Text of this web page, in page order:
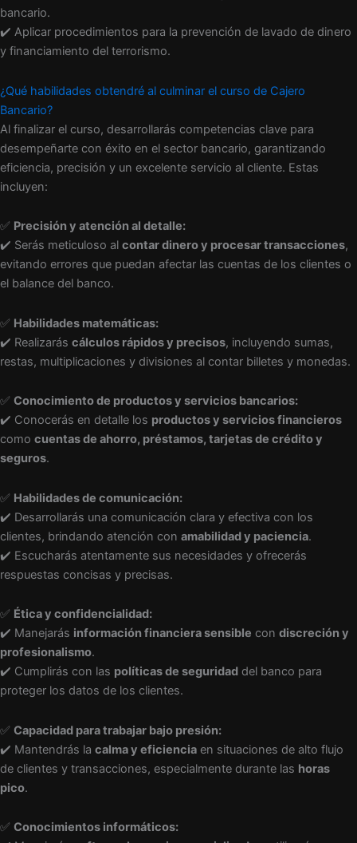
bancario.
✔️ Aplicar procedimientos para la prevención de lavado de dinero
y financiamiento del terrorismo.
¿Qué habilidades obtendré al culminar el curso de Cajero
Bancario?
Al finalizar el curso, desarrollarás competencias clave para
desempeñarte con éxito en el sector bancario, garantizando
eficiencia, precisión y un excelente servicio al cliente. Estas
incluyen:
✅ Precisión y atención al detalle:
✔️ Serás meticuloso al contar dinero y procesar transacciones,
evitando errores que puedan afectar las cuentas de los clientes o
el balance del banco.
✅ Habilidades matemáticas:
✔️ Realizarás cálculos rápidos y precisos, incluyendo sumas,
restas, multiplicaciones y divisiones al contar billetes y monedas.
✅ Conocimiento de productos y servicios bancarios:
✔️ Conocerás en detalle los productos y servicios financieros
como cuentas de ahorro, préstamos, tarjetas de crédito y
seguros.
✅ Habilidades de comunicación:
✔️ Desarrollarás una comunicación clara y efectiva con los
clientes, brindando atención con amabilidad y paciencia.
✔️ Escucharás atentamente sus necesidades y ofrecerás
respuestas concisas y precisas.
✅ Ética y confidencialidad:
✔️ Manejarás información financiera sensible con discreción y
profesionalismo.
✔️ Cumplirás con las políticas de seguridad del banco para
proteger los datos de los clientes.
✅ Capacidad para trabajar bajo presión:
✔️ Mantendrás la calma y eficiencia en situaciones de alto flujo
de clientes y transacciones, especialmente durante las horas
pico.
✅ Conocimientos informáticos: